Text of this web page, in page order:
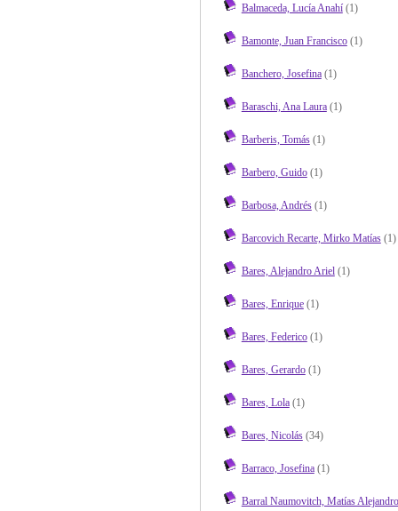
Balmaceda, Lucía Anahí(1)
Bamonte, Juan Francisco(1)
Banchero, Josefina(1)
Baraschi, Ana Laura(1)
Barberis, Tomás(1)
Barbero, Guido(1)
Barbosa, Andrés(1)
Barcovich Recarte, Mirko Matías(1)
Bares, Alejandro Ariel(1)
Bares, Enrique(1)
Bares, Federico(1)
Bares, Gerardo(1)
Bares, Lola(1)
Bares, Nicolás(34)
Barraco, Josefina(1)
Barral Naumovitch, Matías Alejandro